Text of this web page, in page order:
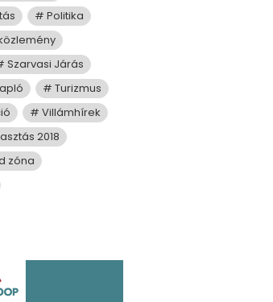
Politika
Szarvasi Járás
Turizmus
Villámhírek
2018
zóna